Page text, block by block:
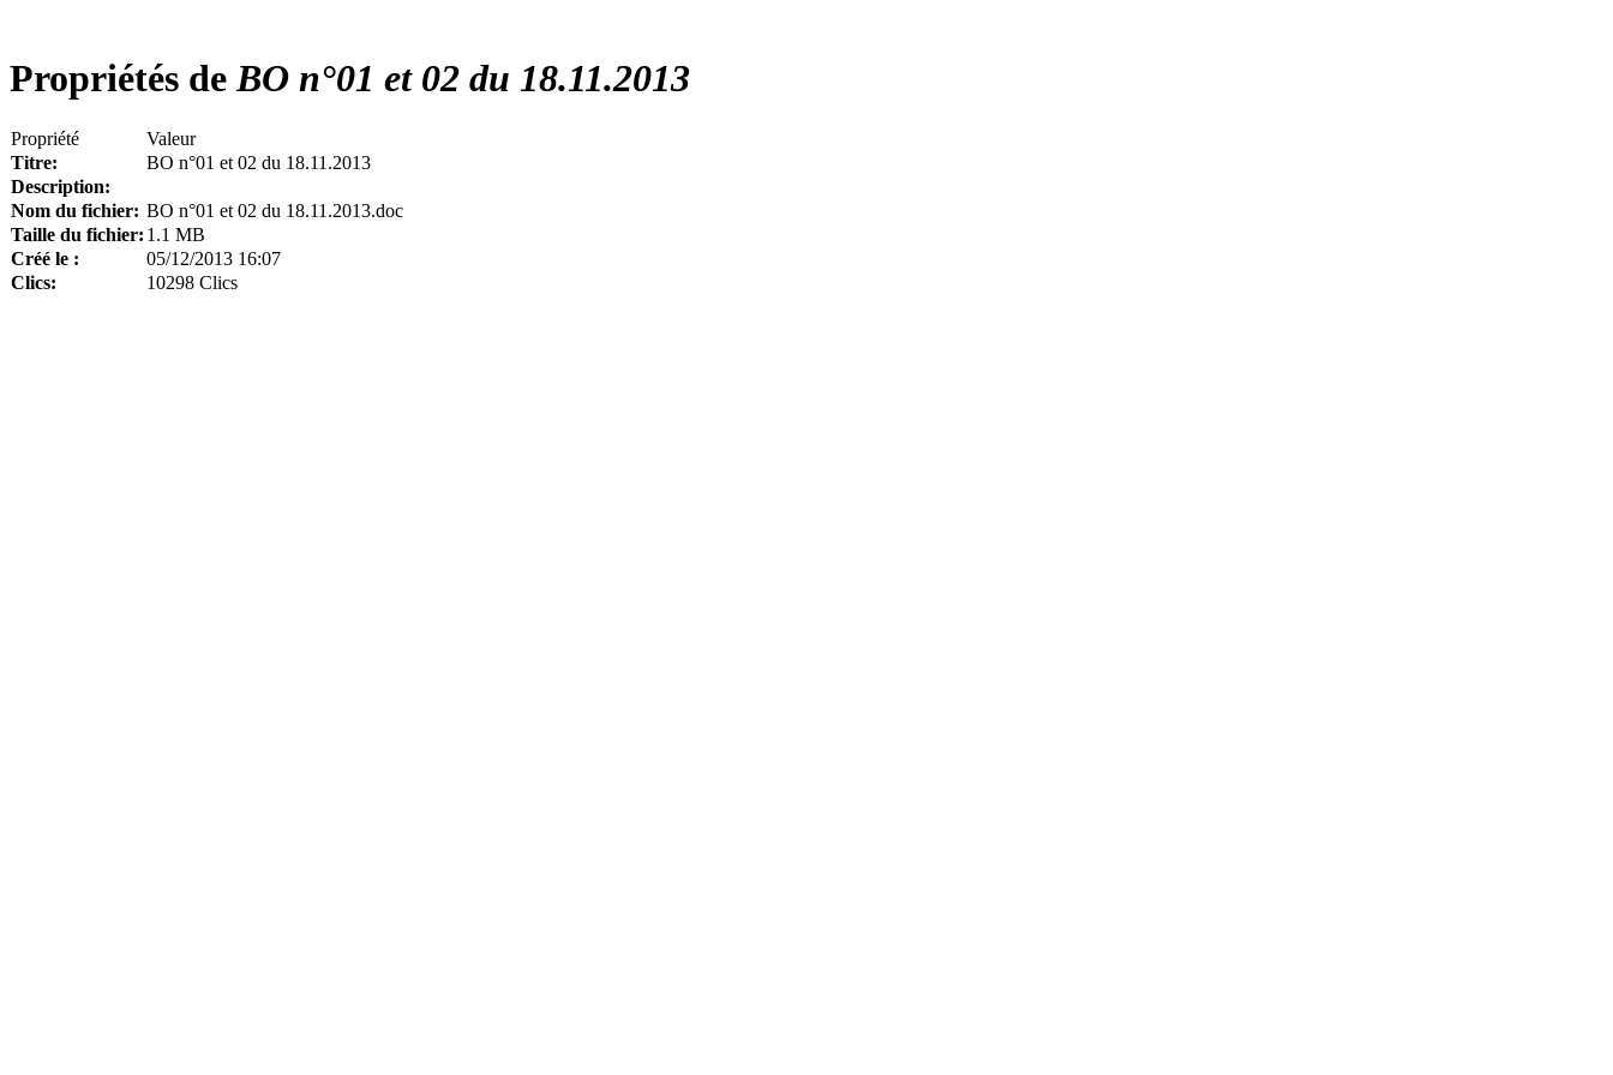
Propriétés deBO n°01 et 02 du 18.11.2013
Propriété
Valeur
Titre:
BO n°01 et 02 du 18.11.2013
Description:
Nom du fichier: BO n°01 et 02 du 18.11.2013.doc
Taille du fichier: 1.1 MB
Créé le :
05/12/2013 16:07
Clics:
10298 Clics